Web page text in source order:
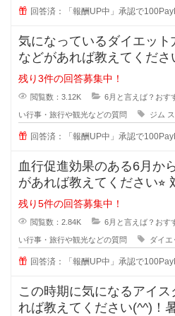
回答済：「報酬UP中」承認で
気になっているダイエッ
などがあれば教えてくださ
前！とダイエット
残り3件の回答募集中！
閲覧数：3.12K 6月と言えば？おす
い行事・旅行や観光などの質問 ジム
回答済：「報酬UP中」承認で
血行促進効果のある6月か
があれば教えてください⭐︎ 対脂肪燃焼のために血
行を促進
残り5件の回答募集中！
閲覧数：2.84K 6月と言えば？おす
い行事・旅行や観光などの質問 ダイエ
回答済：「報酬UP中」承認で
この時期に気になるアイ
れば教えてください(^^)！